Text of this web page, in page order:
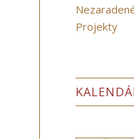
Projekty